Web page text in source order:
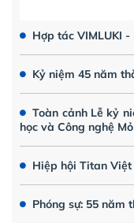
Hợp tác VIMLUKI -
Kỷ niệm 45 năm
Toàn cảnh Lễ kỷ
học và Công nghệ
Hiệp hội Titan
Phóng sự: 55 năm